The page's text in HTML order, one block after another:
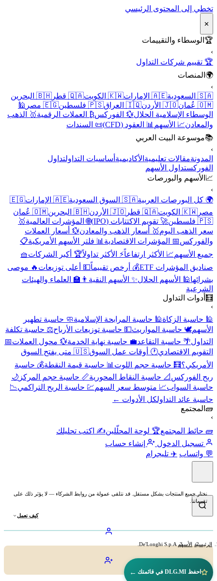
تخطي إلى المحتوى الرئيسي
✕
🏆الوسطاء والتقييمات
🏆 تقييم شركات التداول
🌍المنصات
🇸🇦 السعودية
🇦🇪 الإمارات 🇰🇼 الكويت 🇶🇦 قطر
🇧🇭 البحرين
🇴🇲 عُمان
🇯🇴 الأردن 🇮🇶 العراق 🇵🇸 فلسطين 🇪🇬 مصر
🕌
الوسطاء الإسلامية الحلال 💱 الفوركس ₿ العملات الرقمية🥇 الذهب
والمعادن📈 الأسهم📊 العقود (CFD)
📜 السندات
📚موسوعة البيت العربي
المدونةمقالات تعليميةالأكاديميةأساسيات التداولتداول
الفوركستداول الأسهم
📈الأسهم والبورصات
🌍 كل البورصات العربية🇸🇦 السوق السعودية 🇦🇪 الإمارات
🇪🇬
مصر 🇰🇼 الكويت 🇶🇦 قطر 🇯🇴 الأردن 🇧🇭 البحرين
🇴🇲 عُمان
🇵🇸 فلسطين
🚀 تقويم الاكتتابات (IPO) 🌐 المؤشرات العالمية🥇
سعر الذهب اليوم🥇 أسعار الذهب والمعادن💱 أسعار العملات
والفوركس 📅 المؤشرات الاقتصادية📊 فلتر الأسهم الأمريكية📋
جميع الأسهم📈 الأكثر ارتفاعاً⚡ الأكثر تداولاً🏆 أكبر الشركات🧺
صناديق المؤشرات ETF
💰 أرخص تقييماً💵 أعلى توزيعات🔥 موصى
بشرائها🕌 الأسهم الحلال ✨ الأسهم النقية👨‍🏫 العلماء والهيئات
الشرعية
🧮أدوات التداول
🕌 حاسبة الزكاة🕌 حاسبة المرابحة الإسلامية🧼 حاسبة تطهير
الأسهم🕊️ حاسبة المواريث💵 حاسبة توزيعات الأرباح⚖️ حاسبة تكلفة
التداول 🌴 حاسبة التقاعد💼 حاسبة نهاية الخدمة💱 محول العملات📅
التقويم الاقتصادي🕐 أوقات عمل السوق
🇺🇸 متى يفتح السوق
الأمريكي؟🧮 حاسبة حجم اللوت📊 حاسبة قيمة النقطة💰 حاسبة
ربح الفوركس 📐 حاسبة النقاط المحورية📏 حاسبة حجم المركز 🌙
حاسبة السواب📈 متوسط سعر السهم💹 حاسبة الربح التراكمي 📉
حاسبة عائد التداولكل الأدوات ←
🧱المجتمع
🧱 حائط المجتمع🏆 لوحة المحلّلين✍️ اكتب تحليلك
تسجيل الدخول
إنشاء حساب
💬 واتساب ✈️ تليجرام
نختار جميع المنتجات بشكل مستقل. قد نتلقى عمولة من روابط الشركاء — لا يؤثر ذلك على
تقييماتنا.
كيف نعمل
الرئيسية الأسهم De'Longhi S.p.A.
احفظ DLG.MI في قائمتك ←